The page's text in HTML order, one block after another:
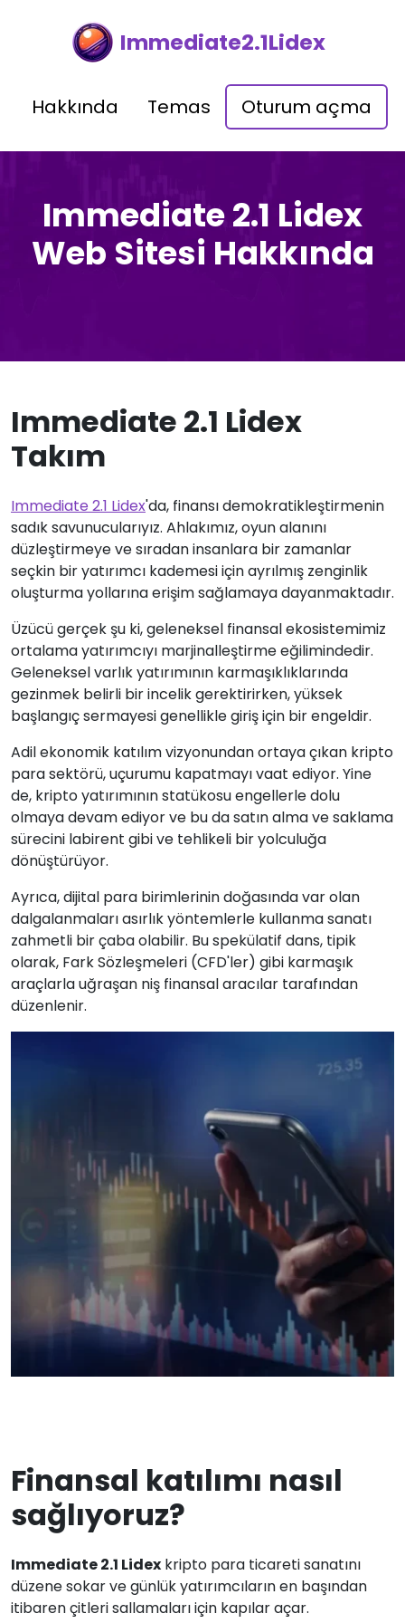
Immediate2.1Lidex
Hakkında Temas Oturum açma
Immediate 2.1 Lidex
Web Sitesi Hakkında
Immediate 2.1 Lidex
Takım
Immediate 2.1 Lidex'da, finansı demokratikleştirmenin
sadık savunucularıyız. Ahlakımız, oyun alanını
düzleştirmeye ve sıradan insanlara bir zamanlar
seçkin bir yatırımcı kademesi için ayrılmış zenginlik
oluşturma yollarına erişim sağlamaya dayanmaktadır.
Üzücü gerçek şu ki, geleneksel finansal ekosistemimiz
ortalama yatırımcıyı marjinalleştirme eğilimindedir.
Geleneksel varlık yatırımının karmaşıklıklarında
gezinmek belirli bir incelik gerektirirken, yüksek
başlangıç sermayesi genellikle giriş için bir engeldir.
Adil ekonomik katılım vizyonundan ortaya çıkan kripto
para sektörü, uçurumu kapatmayı vaat ediyor. Yine
de, kripto yatırımının statükosu engellerle dolu
olmaya devam ediyor ve bu da satın alma ve saklama
sürecini labirent gibi ve tehlikeli bir yolculuğa
dönüştürüyor.
Ayrıca, dijital para birimlerinin doğasında var olan
dalgalanmaları asırlık yöntemlerle kullanma sanatı
zahmetli bir çaba olabilir. Bu spekülatif dans, tipik
olarak, Fark Sözleşmeleri (CFD'ler) gibi karmaşık
araçlarla uğraşan niş finansal aracılar tarafından
düzenlenir.
Finansal katılımı nasıl
sağlıyoruz?
Immediate 2.1 Lidex kripto para ticareti sanatını
düzene sokar ve günlük yatırımcıların en başından
itibaren çitleri sallamaları için kapılar açar.